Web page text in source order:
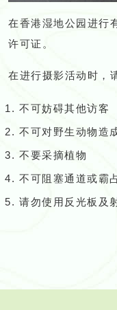
在香港湿地公园进行
许可证。
在进行摄影活动时，
不可妨碍其他访客
不可对野生动物造
不要采摘植物
不可阻塞通道或霸
请勿使用反光板及